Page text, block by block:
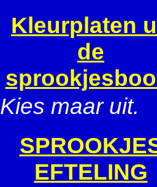
Kleurplaten
de
Kies maar uit.
EFTELING